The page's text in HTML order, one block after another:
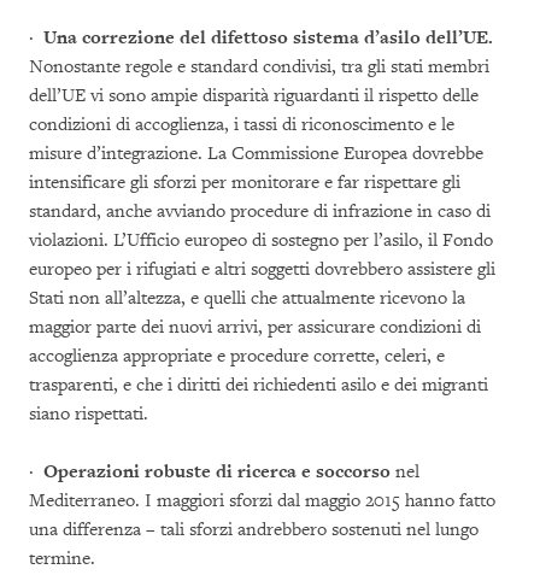
· Una correzione del difettoso sistema d’asilo dell’UE.
Nonostante regole e standard condivisi, tra gli stati membri
dell’UE vi sono ampie disparità riguardanti il rispetto delle
condizioni di accoglienza, i tassi di riconoscimento e le
misure d’integrazione. La Commissione Europea dovrebbe
intensificare gli sforzi per monitorare e far rispettare gli
standard, anche avviando procedure di infrazione in caso di
violazioni. L’Ufficio europeo di sostegno per l’asilo, il Fondo
europeo per i rifugiati e altri soggetti dovrebbero assistere gli
Stati non all’altezza, e quelli che attualmente ricevono la
maggior parte dei nuovi arrivi, per assicurare condizioni di
accoglienza appropriate e procedure corrette, celeri, e
trasparenti, e che i diritti dei richiedenti asilo e dei migranti
siano rispettati.
· Operazioni robuste di ricerca e soccorso nel
Mediterraneo. I maggiori sforzi dal maggio 2015 hanno fatto
una differenza – tali sforzi andrebbero sostenuti nel lungo
termine.